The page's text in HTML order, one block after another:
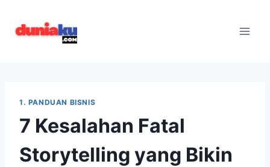
content
1. PANDUAN BISNIS
7 Kesalahan Fatal
Storytelling yang Bikin